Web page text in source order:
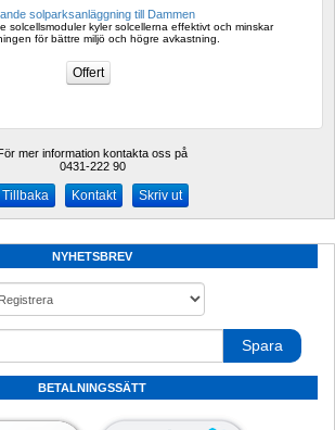
solparksanläggning till Dammen
solcellsmoduler kyler solcellerna effektivt och minskar
för bättre miljö och högre avkastning.
För mer information kontakta oss på
0431-222 90
Kontakt Skriv ut
NYHETSBREV
Spara
BETALNINGSSÄTT